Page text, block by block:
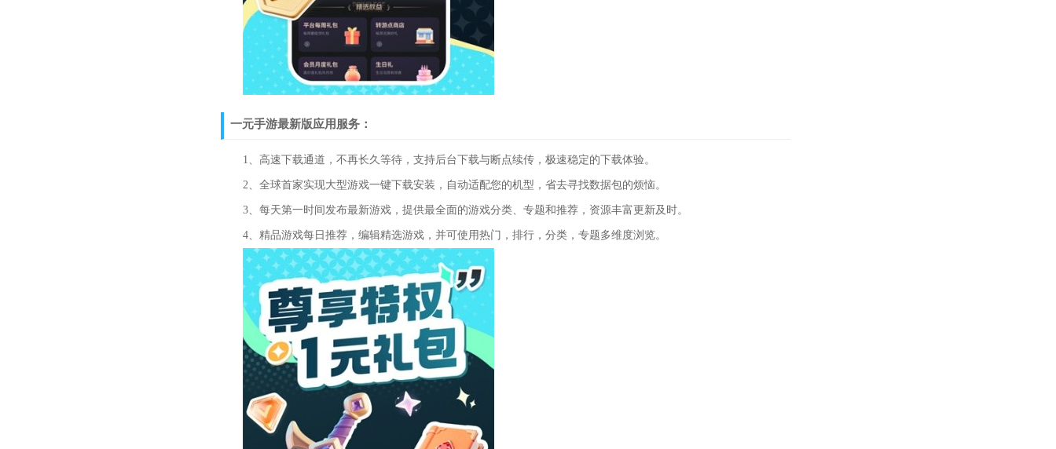
一元手游最新版应用服务：
1、高速下载通道，不再长久等待，支持后台下载与断点续传，极速稳定的下载体验。
2、全球首家实现大型游戏一键下载安装，自动适配您的机型，省去寻找数据包的烦恼。
3、每天第一时间发布最新游戏，提供最全面的游戏分类、专题和推荐，资源丰富更新及时。
4、精品游戏每日推荐，编辑精选游戏，并可使用热门，排行，分类，专题多维度浏览。